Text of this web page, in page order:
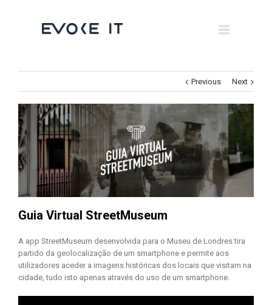
×
Museums
Corporate
All
Previous Next
Guia Virtual StreetMuseum
A app StreetMuseum desenvolvida para o Museu de Londres tira
partido da geolocalização de um smartphone e permite aos
utilizadores aceder a imagens históricas dos locais que visitam na
cidade, tudo isto apenas através do uso de um smartphone.